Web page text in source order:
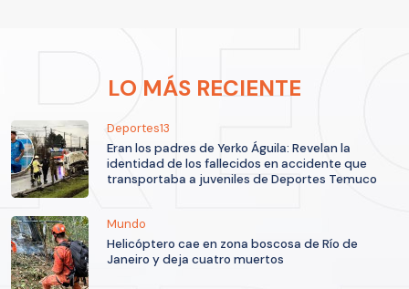
LO MÁS RECIENTE
Deportes13
Eran los padres de Yerko Águila: Revelan la
identidad de los fallecidos en accidente que
transportaba a juveniles de Deportes Temuco
Mundo
Helicóptero cae en zona boscosa de Río de
Janeiro y deja cuatro muertos